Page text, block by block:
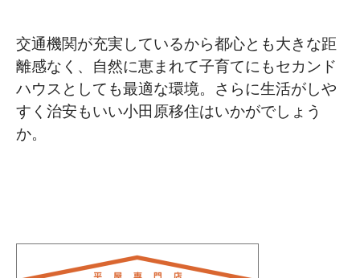
交通機関が充実しているから都心とも大きな距
離感なく、自然に恵まれて子育てにもセカンド
ハウスとしても最適な環境。さらに生活がしや
すく治安もいい小田原移住はいかがでしょう
か。